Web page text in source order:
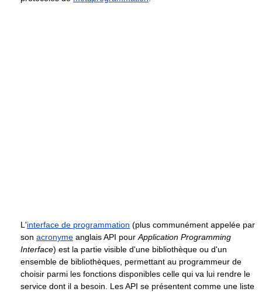
L'interface de programmation (plus communément appelée par
son acronyme anglais API pour Application Programming
Interface) est la partie visible d'une bibliothèque ou d'un
ensemble de bibliothèques, permettant au programmeur de
choisir parmi les fonctions disponibles celle qui va lui rendre le
service dont il a besoin. Les API se présentent comme une liste